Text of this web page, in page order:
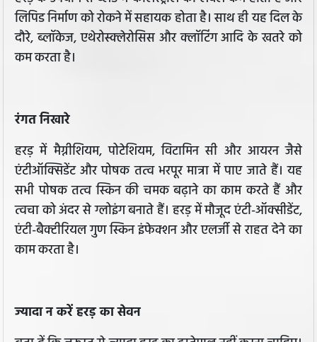
लिपिड निर्माण को रोकने में सहायक होता है। साथ ही यह दिल के
दौरे, ब्लॉकेज, एथेरोस्क्लेरोसिस और क्लॉटिंग आदि के खतरे को
कम करता है।
रंगत निखारे
हरड़ में मैग्नीशियम, पोटेशियम, विटामिन सी और आयरन जैसे
एंटीऑक्सिडेंट और पोषक तत्व भरपूर मात्रा में पाए जाते हैं। यह
सभी पोषक तत्व स्किन की चमक बढ़ाने का काम करते हैं और
त्वचा को अंदर से ग्लोइंग बनाते हैं। हरड़ में मौजूद एंटी-ऑक्सीडेंट,
एंटी-बैक्टीरियल गुण स्किन इंफेक्शन और एलर्जी से राहत देने का
काम करता है।
ज्यादा न करें हरड़ का सेवन